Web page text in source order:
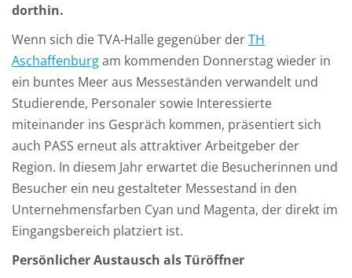
dorthin.
Wenn sich die TVA-Halle gegenüber derTH
Aschaffenburgam kommenden Donnerstag wieder in
ein buntes Meer aus Messeständen verwandelt und
Studierende, Personaler sowie Interessierte
miteinander ins Gespräch kommen, präsentiert sich
auch PASS erneut als attraktiver Arbeitgeber der
Region. In diesem Jahr erwartet die Besucherinnen und
Besucher ein neu gestalteter Messestand in den
Unternehmensfarben Cyan und Magenta, der direkt im
Eingangsbereich platziert ist.
Persönlicher Austausch als Türöffner